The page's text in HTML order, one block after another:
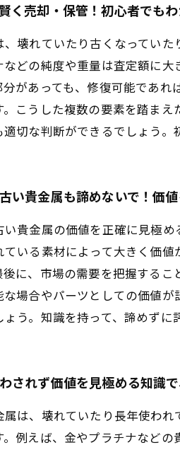
く売却・保管！初心者でも
壊れていたり古くなってい
どの純度や重量は査定額に
があっても、修復可能であ
こうした複数の要素を踏ま
切な判断ができるでしょう
い貴金属も諦めないで！価
貴金属の価値を正確に見極
いる素材によって大きく価
に、市場の需要を把握する
場合やパーツとしての価値
う。知識を持って、諦めずに
されず価値を見極める知識
属は、壊れていたり長年使わ
例えば、金やプラチナなど